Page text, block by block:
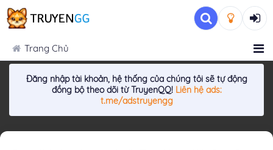
Trang Chủ
Đăng nhập tài khoản, hệ thống của chúng tôi sẽ tự động
đồng bộ theo dõi từ TruyenQQ! Liên hệ ads:
t.me/adstruyengg